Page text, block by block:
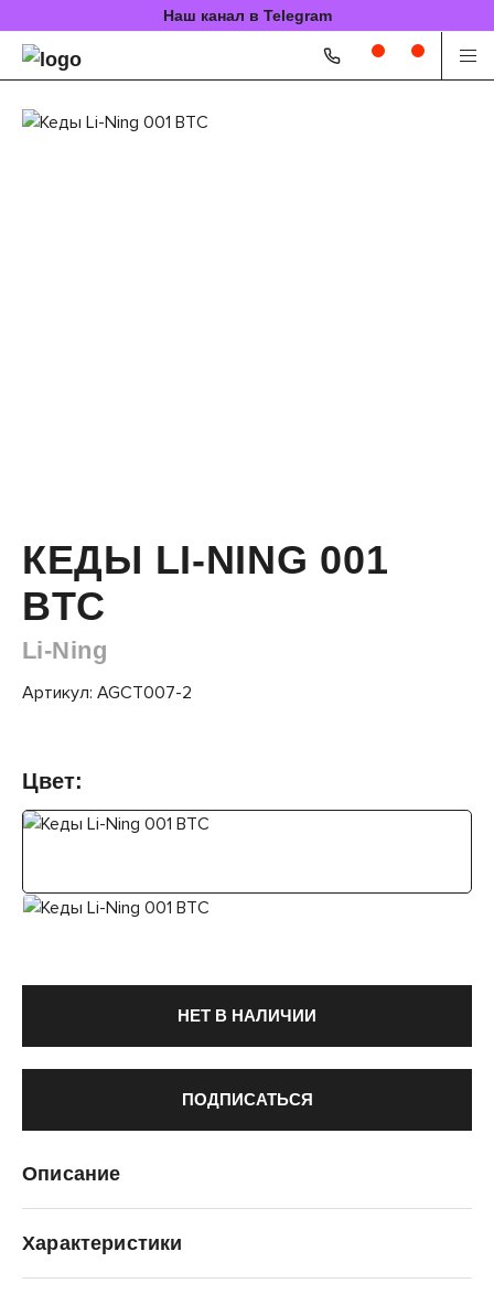
Наш канал в Telegram
КЕДЫ LI-NING 001
BTC
Li-Ning
Артикул: AGCT007-2
Цвет:
НЕТ В НАЛИЧИИ
ПОДПИСАТЬСЯ
Описание
Характеристики